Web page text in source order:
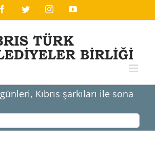
FacebookTwitterInstagramYouTube
Kıbrıs şarkıları ile sona